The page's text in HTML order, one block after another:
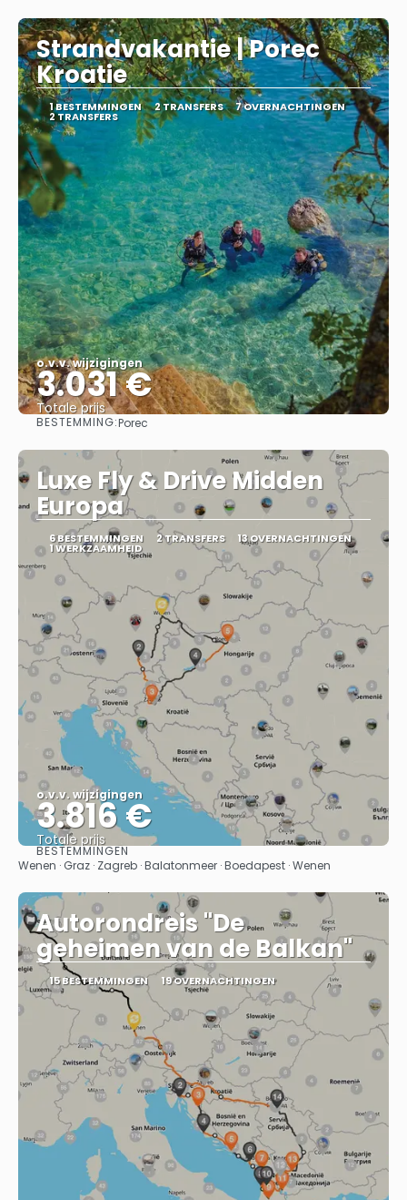
Strandvakantie | Porec
Kroatie
1 BESTEMMINGEN 2 TRANSFERS 7 OVERNACHTINGEN
2 TRANSFERS
o.v.v. wijzigingen
3.031 €
Totale prijs
BESTEMMING:Porec
Luxe Fly & Drive Midden
Europa
6 BESTEMMINGEN 2 TRANSFERS 13 OVERNACHTINGEN
1 WERKZAAMHEID
o.v.v. wijzigingen
3.816 €
Totale prijs
Bekijk
BESTEMMINGEN
Wenen · Graz · Zagreb · Balatonmeer · Boedapest · Wenen
Autorondreis "De
geheimen van de Balkan"
15 BESTEMMINGEN 19 OVERNACHTINGEN